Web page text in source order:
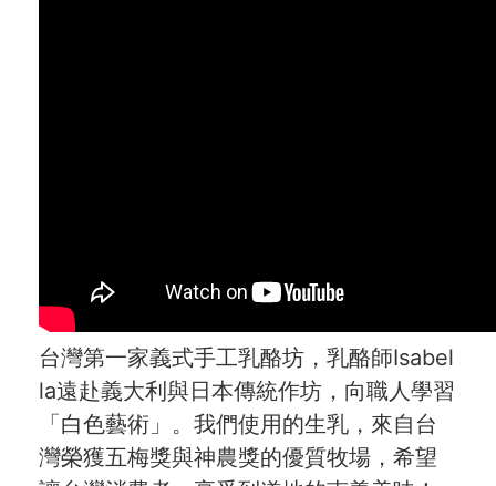
台灣第一家義式手工乳酪坊，乳酪師Isabel
la遠赴義大利與日本傳統作坊，向職人學習
「白色藝術」。我們使用的生乳，來自台
灣榮獲五梅獎與神農獎的優質牧場，希望